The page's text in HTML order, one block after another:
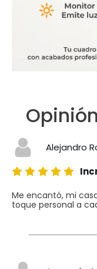
Alejandro
Me encantó, mi
toque personal a